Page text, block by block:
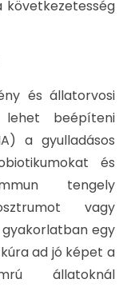
és állatorvosi
beépíteni
a gyulladásos
és
tengely
vagy
egy
ad jó képet a
állatoknál